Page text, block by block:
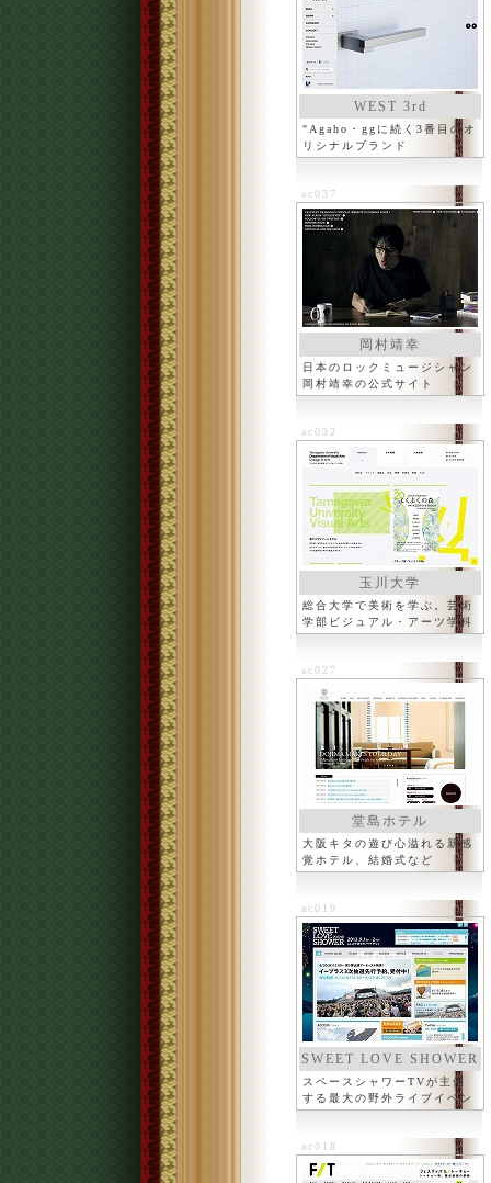
WEST 3rd
"Agaho・ggに続く3番目のオ
リシナルブランド
ac037
岡村靖幸
日本のロックミュージシャン
岡村靖幸の公式サイト
ac032
玉川大学
総合大学で美術を学ぶ。芸術
学部ビジュアル・アーツ学科
ac027
堂島ホテル
大阪キタの遊び心溢れる新感
覚ホテル、結婚式など
ac019
SWEET LOVE SHOWER
スペースシャワーTVが主催
する最大の野外ライブイベン
ト
ac018